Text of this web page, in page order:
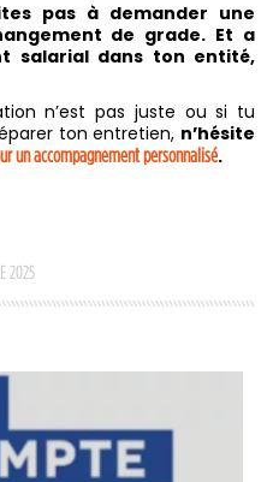
pas à demander une
de grade. Et a
salarial dans ton entité,
n’est pas juste ou si tu
ton entretien, n’hésite
un accompagnement personnalisé.
2025